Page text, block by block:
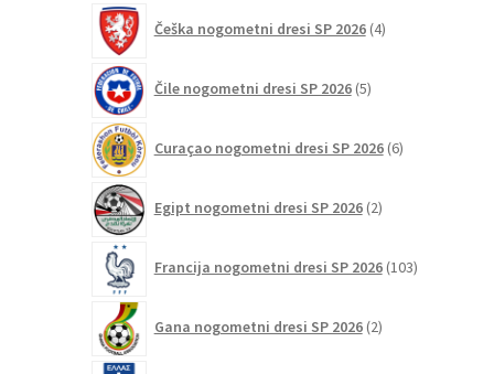
Češka nogometni dresi SP 2026 4izdelki
Čile nogometni dresi SP 2026 5izdelkov
Curaçao nogometni dresi SP 2026 6izdelkov
Egipt nogometni dresi SP 2026 2izdelka
Francija nogometni dresi SP 2026 103izdelki
Gana nogometni dresi SP 2026 2izdelka